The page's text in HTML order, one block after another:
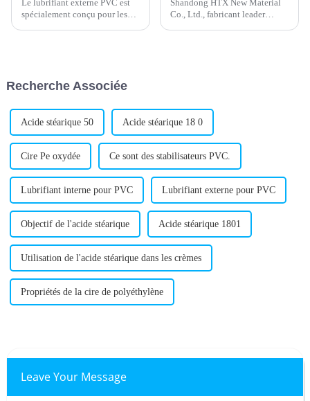
Le lubrifiant externe PVC est
spécialement conçu pour les
qu'additif clé...
Shandong HTX New Material
Co., Ltd., fabricant leader
Recherche Associée
Acide stéarique 50 Acide stéarique 18 0
Cire Pe oxydée Ce sont des stabilisateurs PVC.
Lubrifiant interne pour PVC Lubrifiant externe pour PVC
Objectif de l'acide stéarique Acide stéarique 1801
Utilisation de l'acide stéarique dans les crèmes
Propriétés de la cire de polyéthylène
Leave Your Message